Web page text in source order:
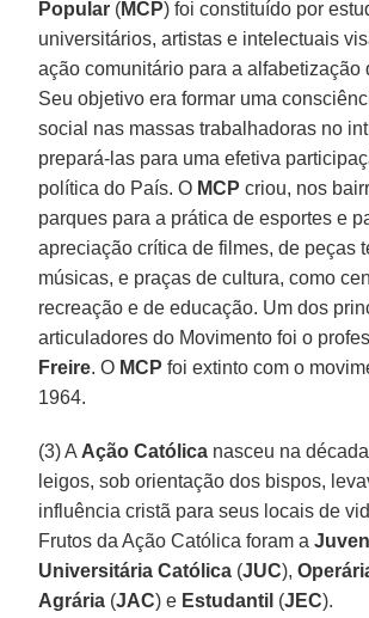
Popular (MCP) foi constituído por
universitários, artistas e intelectuais
ação comunitário para a alfabetização
Seu objetivo era formar uma
social nas massas trabalhadoras no
prepará-las para uma efetiva
política do País. O MCP criou, nos
parques para a prática de esportes e
apreciação crítica de filmes, de peças
músicas, e praças de cultura, como
recreação e de educação. Um dos
articuladores do Movimento foi o
Freire. O MCP foi extinto com o
1964.
(3) A Ação Católica nasceu na
leigos, sob orientação dos bispos,
influência cristã para seus locais de
Frutos da Ação Católica foram a
Universitária Católica (JUC),
Agrária (JAC) e Estudantil (JEC).